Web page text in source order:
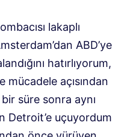
lakaplı
ABD’ye
hatırlıyorum,
mücadele açısından
süre sonra aynı
Detroit’e uçuyordum